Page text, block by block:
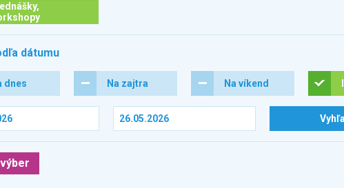
dátumu
dnes Na zajtra Na víkend